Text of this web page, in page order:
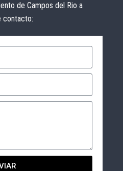
de Campos del Rio a
contacto: